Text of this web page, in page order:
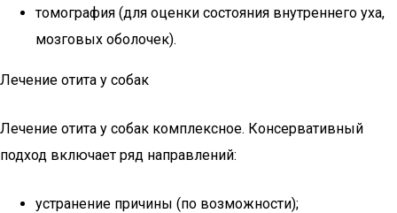
томография (для оценки состояния внутреннего уха,
мозговых оболочек).
Лечение отита у собак
Лечение отита у собак комплексное. Консервативный
подход включает ряд направлений:
устранение причины (по возможности);